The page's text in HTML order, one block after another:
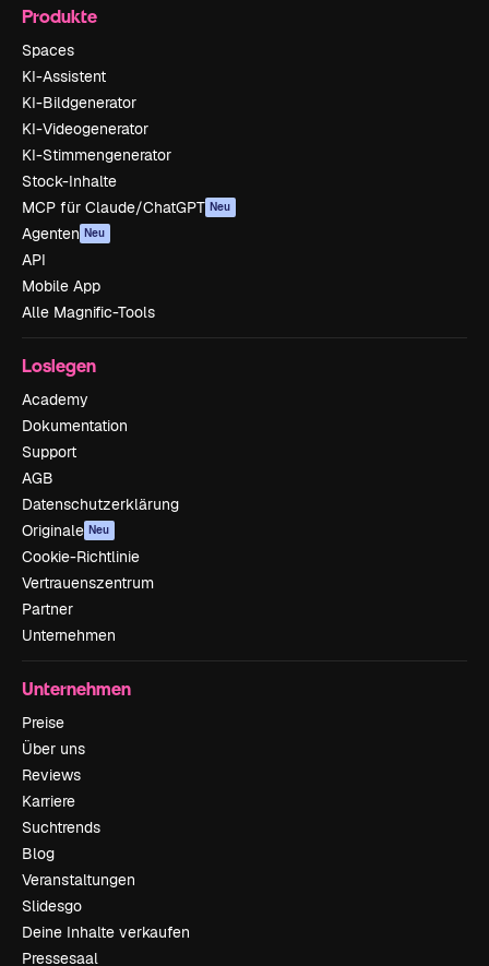
Produkte
Spaces
KI-Assistent
KI-Bildgenerator
KI-Videogenerator
KI-Stimmengenerator
Stock-Inhalte
MCP für Claude/ChatGPT Neu
Agenten Neu
API
Mobile App
Alle Magnific-Tools
Loslegen
Academy
Dokumentation
Support
AGB
Datenschutzerklärung
Originale Neu
Cookie-Richtlinie
Vertrauenszentrum
Partner
Unternehmen
Unternehmen
Preise
Über uns
Reviews
Karriere
Suchtrends
Blog
Veranstaltungen
Slidesgo
Deine Inhalte verkaufen
Pressesaal